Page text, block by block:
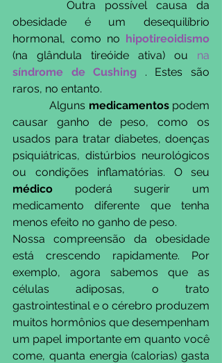
obesidade é um desequilíbrio
hormonal, como no hipotireoidismo
(na glândula tireóide ativa) ou
síndrome de Cushing . Estes são
raros, no entanto.
            Alguns
medicamentos podem
causar ganho de peso, como os
usados ​​para tratar diabetes, doenças
psiquiátricas, distúrbios neurológicos
médico poderá sugerir um
medicamento diferente que tenha
menos efeito no ganho de peso.
Nossa compreensão da obesidade
está crescendo rapidamente. Por
exemplo, agora sabemos que as
células adiposas, o trato
gastrointestinal e o cérebro produzem
muitos hormônios que desempenham
um papel importante em quanto você
come, quanta energia (calorias) gasta